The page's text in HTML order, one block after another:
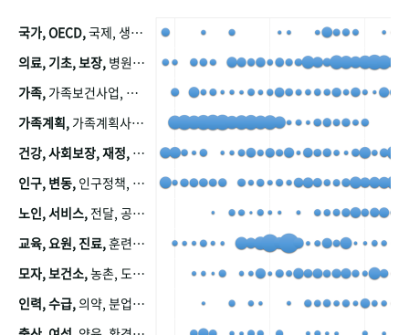
국가, OECD,국제, 생산, 아시아, 태평양, 태평양지역, 참가
의료, 기초, 보장, 병원, 가정, 연금, 연계, 공적, 일본, 생활, 국민기초생활보장제도, 국민연금, 기금, 저소득층, 근로, 자활, 급여, 환자, 의료비, 모니터링, 한국복지패널, 소득, 지표, 빈곤, 노후, 장애인
가족, 가족보건사업, 산업, 친화, 전국, 출산력
가족계획, 가족계획사업, 가족계획사업평가, 한국가족계획사업, 피임, 보급, 부인, 자궁, 피임약
건강, 사회보장, 재정,
인구, 변동, 인구정책, 저출산, 고령사회, 고령화, 이동, 남북한, 지방자치단체, 컨설팅, 복지정책평가, 집, 사회개발
노인, 서비스, 전달, 공공, 보육, 수요, 공급, 사회서비스, 데이터, 보호, 요양, 아동, 예방, 청소년, 효율, 자원
교육, 요원, 진료,훈련, 보건요원, 마을, 마을건강사업, 보조원, 진료원, 보건진료원, 보건진료원교재
모자, 보건소,농촌, 도시, 금연, 농촌지역, 모자보건사업
인력, 수급,의약, 분업, 식품, 의약품, 의사, 안전